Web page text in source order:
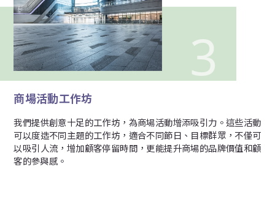
商場活動工作坊
我們提供創意十足的工作坊，為商場活動增添吸引力。這些活動
可以度造不同主題的工作坊，適合不同節日、目標群眾，不僅可
以吸引人流，增加顧客停留時間，更能提升商場的品牌價值和顧
客的參與感。